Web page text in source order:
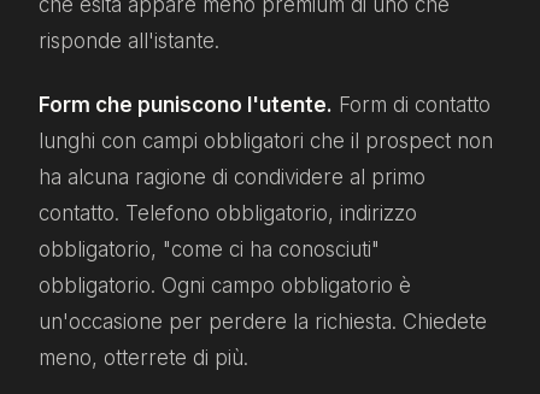
che esita appare meno premium di uno che
risponde all'istante.
Form che puniscono l'utente. Form di contatto
lunghi con campi obbligatori che il prospect non
ha alcuna ragione di condividere al primo
contatto. Telefono obbligatorio, indirizzo
obbligatorio, "come ci ha conosciuti"
obbligatorio. Ogni campo obbligatorio è
un'occasione per perdere la richiesta. Chiedete
meno, otterrete di più.